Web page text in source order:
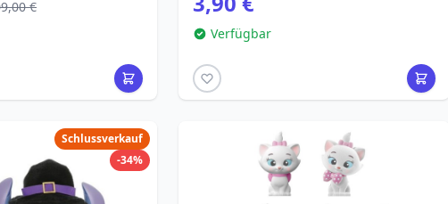
€
Verfügbar
Schlussverkauf
-34%